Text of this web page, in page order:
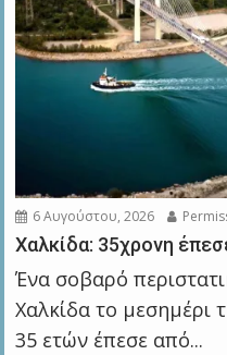
6 Αυγούστου, 2026
Χαλκίδα: 35χρονη
Ένα σοβαρό
Χαλκίδα το μεσημέρι
35 ετών έπεσε από...